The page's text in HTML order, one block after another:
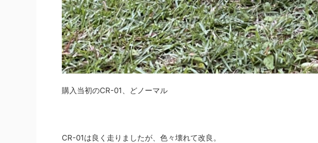
購入当初のCR-01、どノーマル
CR-01は良く走りましたが、色々壊れて改良。